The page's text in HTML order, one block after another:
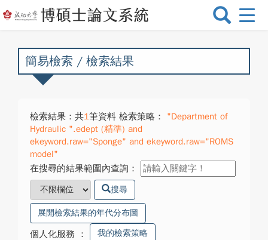
選
換
簡易檢索 / 檢索結果
檢索結果：共1筆資料 檢索策略：
"Department of
Hydraulic ".edept (精準) and
ekeyword.raw="Sponge" and ekeyword.raw="ROMS
model"
在搜尋的結果範圍內查詢：
搜尋
展開檢索結果的年代分布圖
個人化服務 ： 我的檢索策略